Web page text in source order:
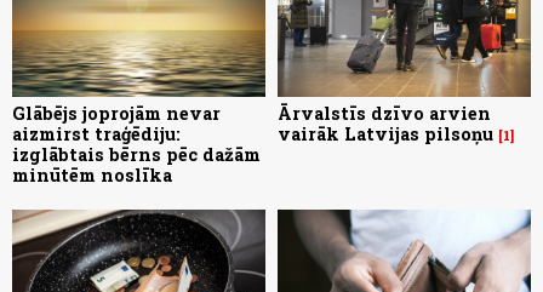
Glābējs joprojām nevar
aizmirst traģēdiju:
izglābtais bērns pēc dažām
minūtēm noslīka
Ārvalstīs dzīvo arvien
vairāk Latvijas pilsoņu 1